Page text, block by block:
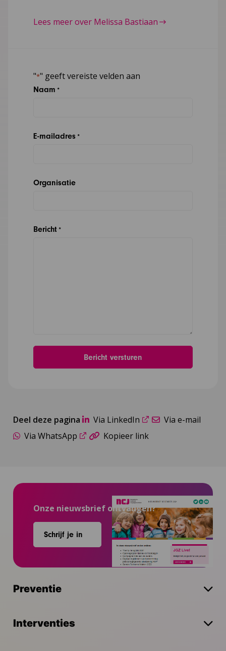
Lees meer over Melissa Bastiaan
"*" geeft vereiste velden aan
Naam *
E-mailadres *
Organisatie
Bericht *
Deel deze pagina Via LinkedIn
Via e-mail
Via WhatsApp
Kopieer link
Onze nieuwsbrief ontvangen?
Schrijf je in
Preventie
Interventies